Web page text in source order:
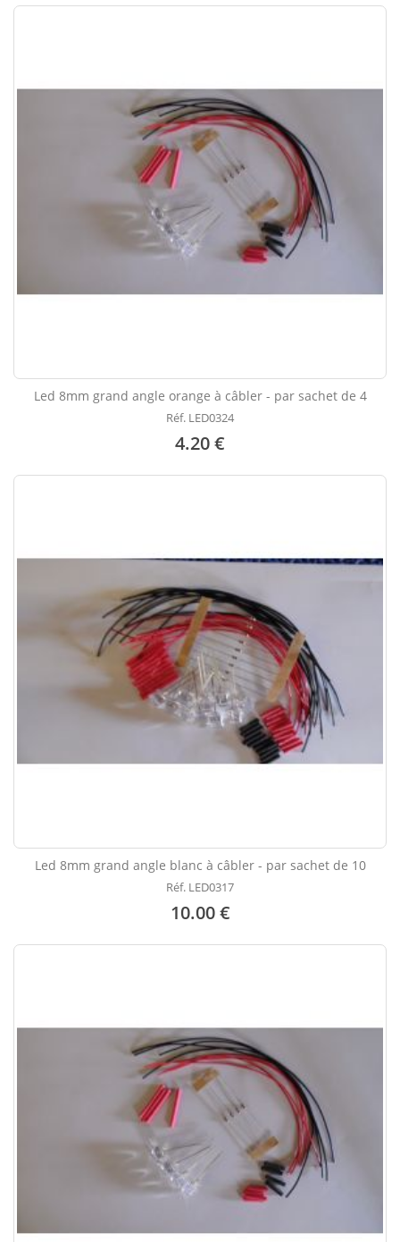
Led 8mm grand angle orange à câbler - par sachet de 4
Réf. LED0324
4.20 €
Led 8mm grand angle blanc à câbler - par sachet de 10
Réf. LED0317
10.00 €